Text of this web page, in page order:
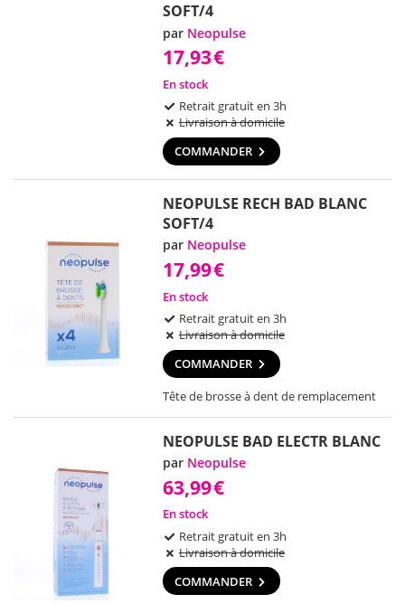
SOFT/4
par Neopulse
17,93€
En stock
Retrait gratuit en 3h
Livraison à domicile
COMMANDER
NEOPULSE RECH BAD BLANC
SOFT/4
par Neopulse
17,99€
En stock
Retrait gratuit en 3h
Livraison à domicile
COMMANDER
Tête de brosse à dent de remplacement
NEOPULSE BAD ELECTR BLANC
par Neopulse
63,99€
En stock
Retrait gratuit en 3h
Livraison à domicile
COMMANDER